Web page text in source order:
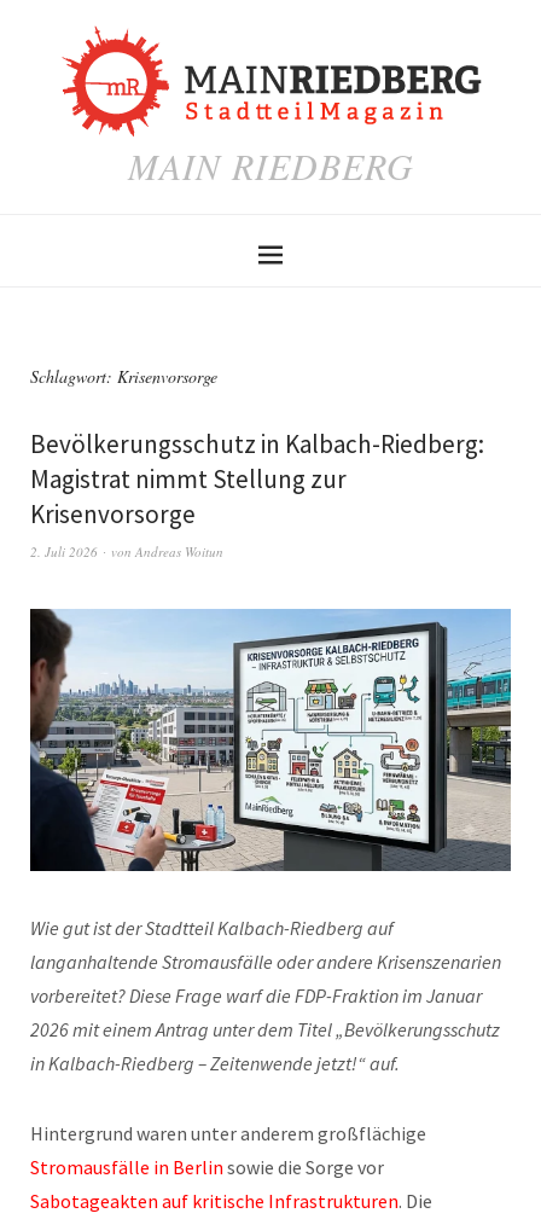
MAIN RIEDBERG
Schlagwort: Krisenvorsorge
Bevölkerungsschutz in Kalbach-Riedberg:
Magistrat nimmt Stellung zur
Krisenvorsorge
2. Juli 2026 von Andreas Woitun
Wie gut ist der Stadtteil Kalbach-Riedberg auf
langanhaltende Stromausfälle oder andere Krisenszenarien
vorbereitet? Diese Frage warf die FDP-Fraktion im Januar
2026 mit einem Antrag unter dem Titel „Bevölkerungsschutz
in Kalbach-Riedberg – Zeitenwende jetzt!“ auf.
Hintergrund waren unter anderem großflächige
Stromausfälle in Berlin sowie die Sorge vor
Sabotageakten auf kritische Infrastrukturen. Die